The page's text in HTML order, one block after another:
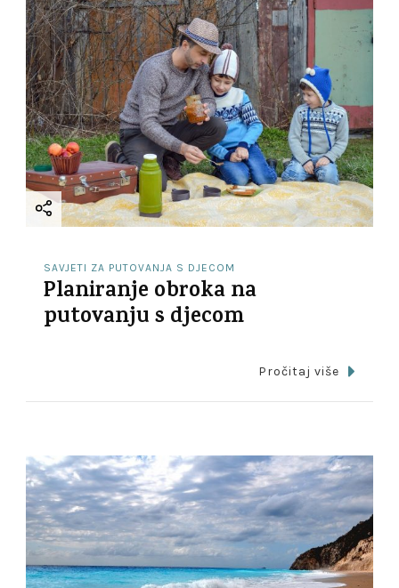
SAVJETI ZA PUTOVANJA S DJECOM
Planiranje obroka na
putovanju s djecom
Pročitaj više